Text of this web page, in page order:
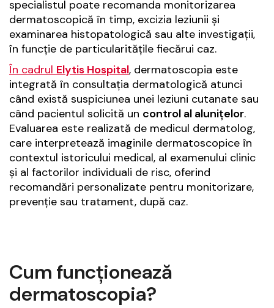
specialistul poate recomanda monitorizarea
dermatoscopică în timp, excizia leziunii și
examinarea histopatologică sau alte investigații,
în funcție de particularitățile fiecărui caz.
În cadrul Elytis Hospital, dermatoscopia este
integrată în consultația dermatologică atunci
când există suspiciunea unei leziuni cutanate sau
când pacientul solicită un control al alunițelor.
Evaluarea este realizată de medicul dermatolog,
care interpretează imaginile dermatoscopice în
contextul istoricului medical, al examenului clinic
și al factorilor individuali de risc, oferind
recomandări personalizate pentru monitorizare,
prevenție sau tratament, după caz.
Cum funcționează
dermatoscopia?